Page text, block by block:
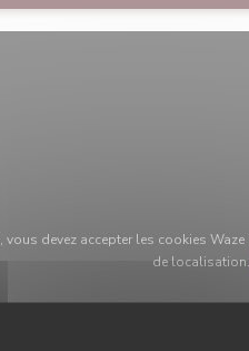
vous devez accepter les cookies
de localisation.